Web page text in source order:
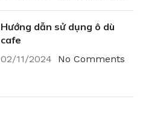
Hướng dẫn sử dụng ô dù
cafe
02/11/2024 No Comments